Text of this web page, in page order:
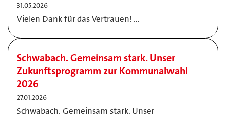
31.05.2026
Vielen Dank für das Vertrauen! …
Schwabach. Gemeinsam stark. Unser
Zukunftsprogramm zur Kommunalwahl
2026
27.01.2026
Schwabach. Gemeinsam stark. Unser